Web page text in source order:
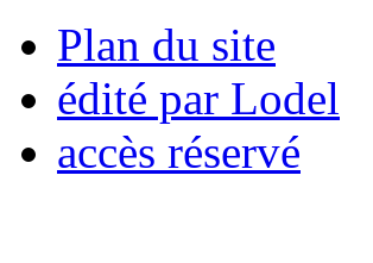
Plan du site
édité par Lodel
accès réservé